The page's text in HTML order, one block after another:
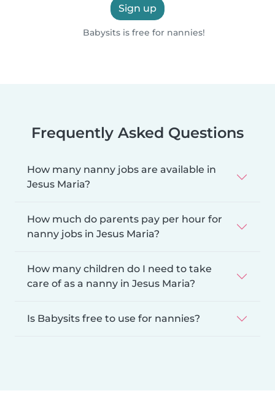
Sign up
Babysits is free for nannies!
Frequently Asked Questions
How many nanny jobs are available in
Jesus Maria?
How much do parents pay per hour for
nanny jobs in Jesus Maria?
How many children do I need to take
care of as a nanny in Jesus Maria?
Is Babysits free to use for nannies?